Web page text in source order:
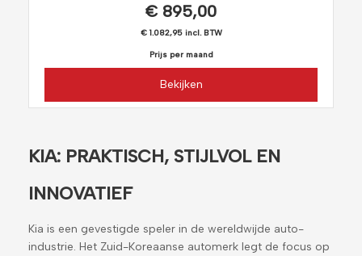
€ 895,00
€ 1.082,95 incl. BTW
Prijs per maand
Bekijken
KIA: PRAKTISCH, STIJLVOL EN
INNOVATIEF
Kia is een gevestigde speler in de wereldwijde auto-
industrie. Het Zuid-Koreaanse automerk legt de focus op